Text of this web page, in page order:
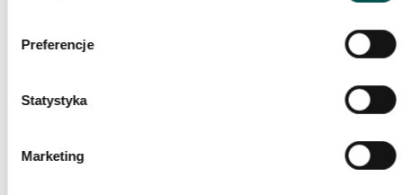
Preferencje
Statystyka
Marketing
wnętrze kuchenne, nadając mu uporządkowany charakter.